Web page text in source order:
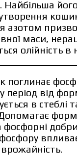
Найбільша
азотом
маси,
олійність в
поглинає
період від
в стеблі
Допомагає
фосфорні
доставки.